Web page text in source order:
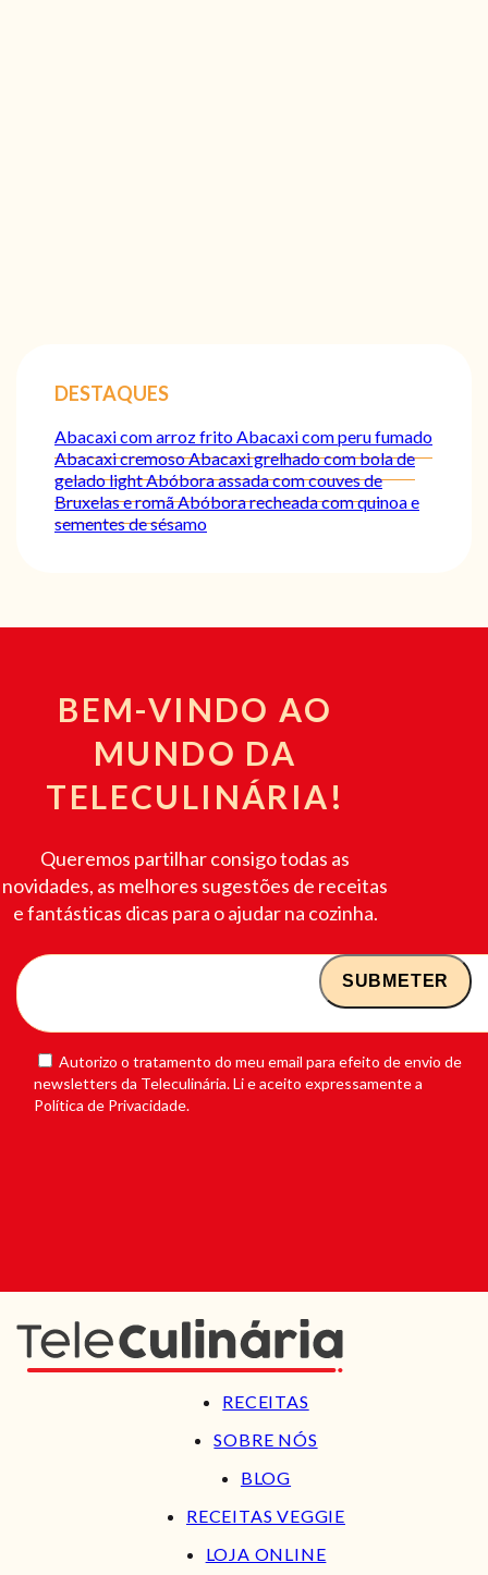
DESTAQUES
Abacaxi com arroz fritoAbacaxi com peru fumado
Abacaxi cremosoAbacaxi grelhado com bola de
gelado lightAbóbora assada com couves de
Bruxelas e romãAbóbora recheada com quinoa e
sementes de sésamo
BEM-VINDO AO
MUNDO DA
TELECULINÁRIA!
Queremos partilhar consigo todas as
novidades, as melhores sugestões de receitas
e fantásticas dicas para o ajudar na cozinha.
Autorizo o tratamento do meu email para efeito de envio de
newsletters da Teleculinária. Li e aceito expressamente a
Política de Privacidade.
RECEITAS
SOBRE NÓS
BLOG
RECEITAS VEGGIE
LOJA ONLINE